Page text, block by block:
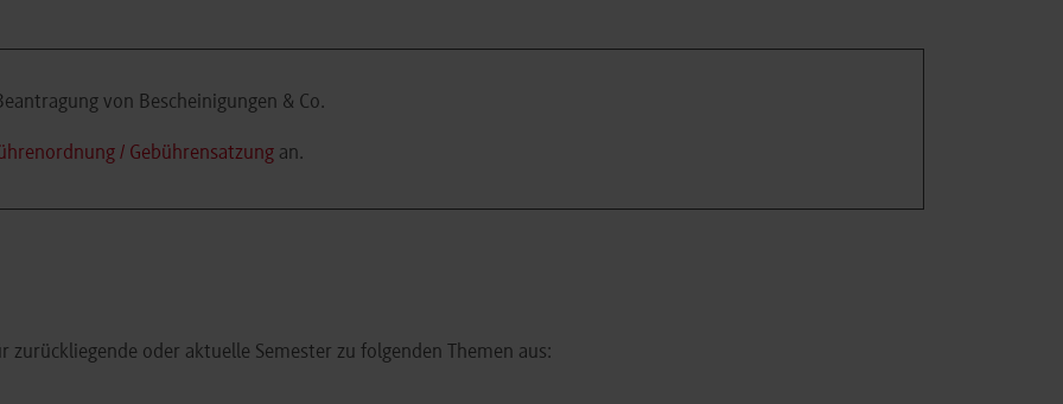
von Bescheinigungen & Co.
/ Gebührensatzung an.
oder aktuelle Semester zu folgenden Themen aus: